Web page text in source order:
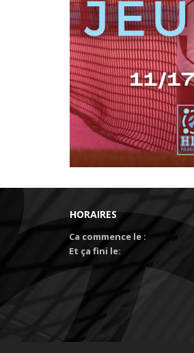
HORAIRES
Ca commence le :
Et ça fini le: